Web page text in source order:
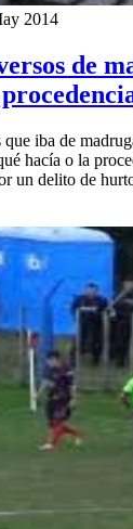
2014
de
iba de
hacía o la
un delito de